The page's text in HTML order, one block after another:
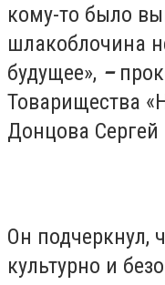
кому-то было
шлакоблочина
будущее», –
Товарищества
Донцова Сергей
Он подчеркнул,
культурно и